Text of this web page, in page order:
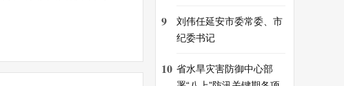
9
刘伟任延安市委常委、市
纪委书记
10 省水旱灾害防御中心部